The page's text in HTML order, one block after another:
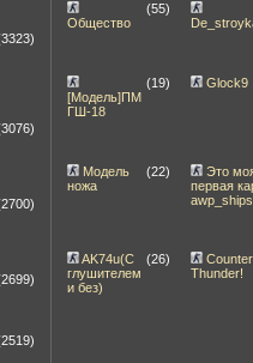
Общество
(55)
[Модель]ПМ
ГШ-18
(19) Glock9
Модель
ножа
(22)
Это
первая
awp_ships
AK74u(С
глушителем
и без)
(26)
Thunder!